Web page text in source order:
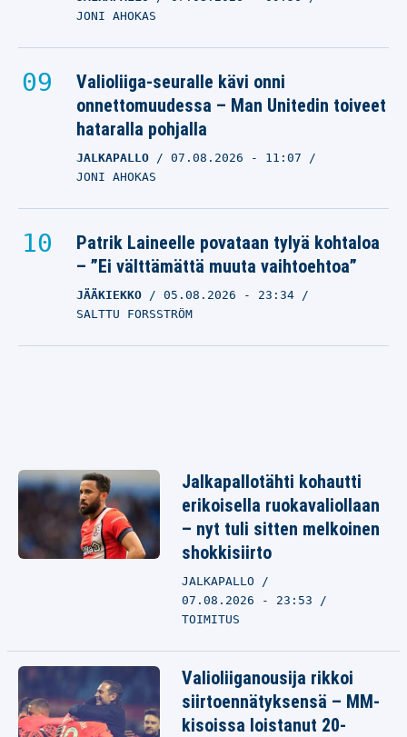
JONI AHOKAS
Valioliiga-seuralle kävi onni
onnettomuudessa – Man Unitedin toiveet
hataralla pohjalla
JALKAPALLO 07.08.2026 - 11:07
JONI AHOKAS
Patrik Laineelle povataan tylyä kohtaloa
– ”Ei välttämättä muuta vaihtoehtoa”
JÄÄKIEKKO 05.08.2026 - 23:34
SALTTU FORSSTRÖM
Jalkapallotähti kohautti
erikoisella ruokavaliollaan
– nyt tuli sitten melkoinen
shokkisiirto
JALKAPALLO
07.08.2026 - 23:53
TOIMITUS
Valioliiganousija rikkoi
siirtoennätyksensä – MM-
kisoissa loistanut 20-